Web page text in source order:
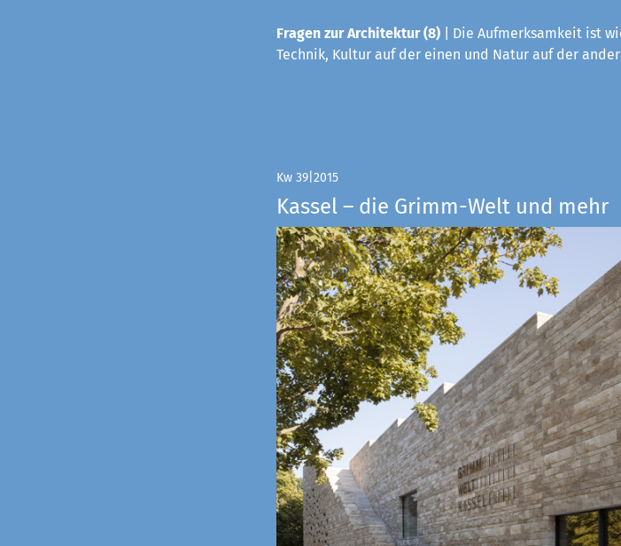
Fragen zur Architektur (8) | Die Aufmerksamkeit ist
Technik, Kultur auf der einen und Natur auf der
Kw 39|2015
Kassel – die Grimm-Welt und mehr